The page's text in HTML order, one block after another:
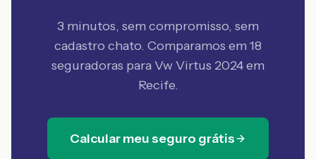
3 minutos, sem compromisso, sem
cadastro chato. Comparamos em 18
seguradoras para Vw Virtus 2024 em
Recife.
Calcular meu seguro grátis